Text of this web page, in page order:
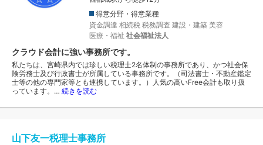
得意分野・得意業種
資金調達 相続税 税務調査 建設・建築 美容
医療・福祉 社会福祉法人
クラウド会計に強い事務所です。
私たちは、宮崎県内では珍しい税理士2名体制の事務所であり、かつ社会保
険労務士及び行政書士が所属している事務所です。（司法書士・不動産鑑定
士等の他の専門家等とも連携しています。）人気の高いFree会計も取り扱
っています。… 続きを読む
山下友一税理士事務所